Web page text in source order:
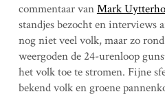
commentaar vanMark
standjes bezocht en interviews
nog niet veel volk, maar zo
weergoden de 24-urenloop
het volk toe te stromen. Fijne
bekend volk en groene